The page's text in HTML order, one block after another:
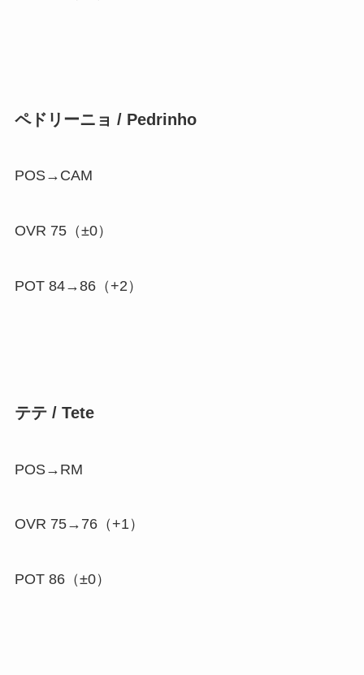
ペドリーニョ / Pedrinho
POS→CAM
OVR 75（±0）
POT 84→86（+2 ）
テテ / Tete
POS→RM
OVR 75→76（+1）
POT 86（±0）